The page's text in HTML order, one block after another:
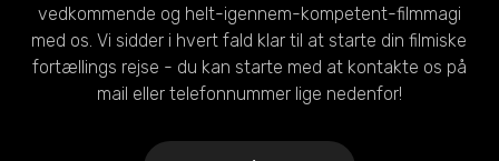
vedkommende og helt-igennem-kompetent-filmmagi
med os. Vi sidder i hvert fald klar til at starte din filmiske
fortællings rejse - du kan starte med at kontakte os på
mail eller telefonnummer lige nedenfor!